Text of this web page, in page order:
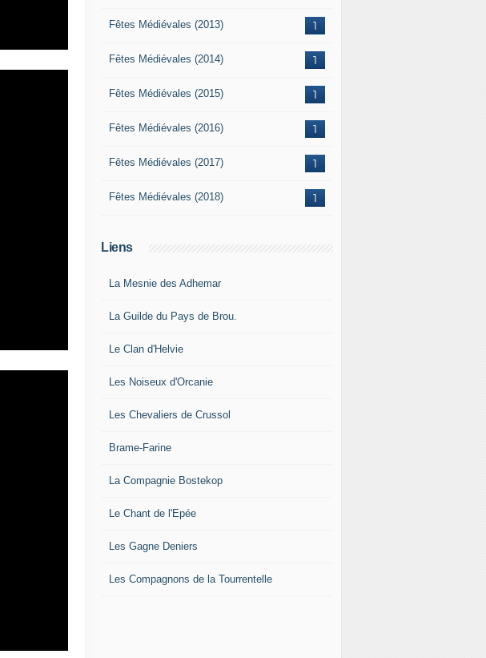
1
Fêtes Médiévales (2013)
1
Fêtes Médiévales (2014)
1
Fêtes Médiévales (2015)
1
Fêtes Médiévales (2016)
1
Fêtes Médiévales (2017)
1
Fêtes Médiévales (2018)
Liens
La Mesnie des Adhemar
La Guilde du Pays de Brou.
Le Clan d'Helvie
Les Noiseux d'Orcanie
Les Chevaliers de Crussol
Brame-Farine
La Compagnie Bostekop
Le Chant de l'Epée
Les Gagne Deniers
Les Compagnons de la Tourrentelle